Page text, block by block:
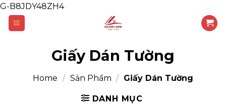
G-B8JDY48ZH4Skip
Giấy Dán Tường
Home / Sản Phẩm / Giấy Dán Tường
DANH MỤC